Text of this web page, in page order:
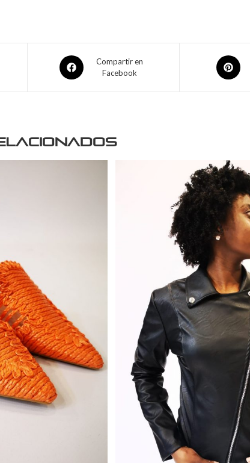
Compartir en
Facebook